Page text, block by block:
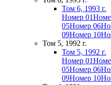
Том 6, 1993 г.
Номер 01
05Номер 06
09Номер 10
Том 5, 1992 г.
Том 5, 1992 г.
Номер 01
05Номер 06
09Номер 10